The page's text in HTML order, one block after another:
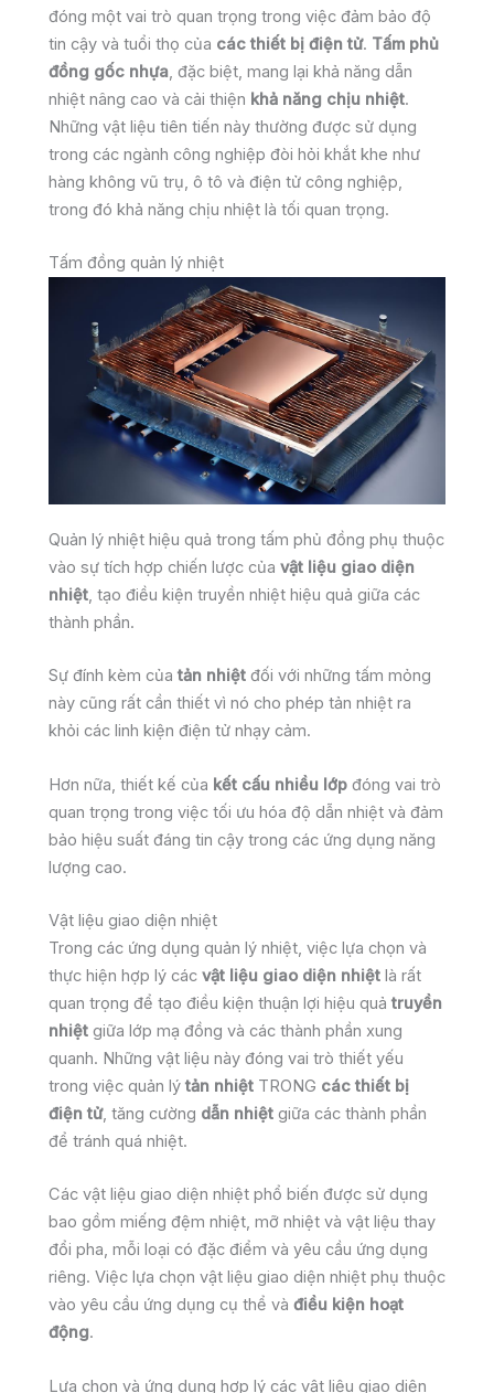
đóng một vai trò quan trọng trong việc đảm bảo độ
tin cậy và tuổi thọ của các thiết bị điện tử. Tấm phủ
đồng gốc nhựa, đặc biệt, mang lại khả năng dẫn
nhiệt nâng cao và cải thiện khả năng chịu nhiệt.
Những vật liệu tiên tiến này thường được sử dụng
trong các ngành công nghiệp đòi hỏi khắt khe như
hàng không vũ trụ, ô tô và điện tử công nghiệp,
trong đó khả năng chịu nhiệt là tối quan trọng.
Tấm đồng quản lý nhiệt
Quản lý nhiệt hiệu quả trong tấm phủ đồng phụ thuộc
vào sự tích hợp chiến lược của vật liệu giao diện
nhiệt, tạo điều kiện truyền nhiệt hiệu quả giữa các
thành phần.
Sự đính kèm của tản nhiệt đối với những tấm mỏng
này cũng rất cần thiết vì nó cho phép tản nhiệt ra
khỏi các linh kiện điện tử nhạy cảm.
Hơn nữa, thiết kế của kết cấu nhiều lớp đóng vai trò
quan trọng trong việc tối ưu hóa độ dẫn nhiệt và đảm
bảo hiệu suất đáng tin cậy trong các ứng dụng năng
lượng cao.
Vật liệu giao diện nhiệt
Trong các ứng dụng quản lý nhiệt, việc lựa chọn và
thực hiện hợp lý các vật liệu giao diện nhiệt là rất
quan trọng để tạo điều kiện thuận lợi hiệu quả truyền
nhiệt giữa lớp mạ đồng và các thành phần xung
quanh. Những vật liệu này đóng vai trò thiết yếu
trong việc quản lý tản nhiệt TRONG các thiết bị
điện tử, tăng cường dẫn nhiệt giữa các thành phần
để tránh quá nhiệt.
Các vật liệu giao diện nhiệt phổ biến được sử dụng
bao gồm miếng đệm nhiệt, mỡ nhiệt và vật liệu thay
đổi pha, mỗi loại có đặc điểm và yêu cầu ứng dụng
riêng. Việc lựa chọn vật liệu giao diện nhiệt phụ thuộc
vào yêu cầu ứng dụng cụ thể và điều kiện hoạt
động.
Lựa chọn và ứng dụng hợp lý các vật liệu giao diện